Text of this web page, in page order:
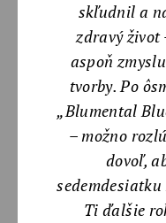
skľudnil a
zdravý život
aspoň
tvorby. Po
„Blumental
– možno
dovoľ,
Ti ďalšie